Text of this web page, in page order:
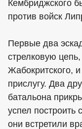
Кембриджского
против войск
Первые два
стрелковую
Жабокритского,
прислугу. Два
батальона
успел построить
они встретили